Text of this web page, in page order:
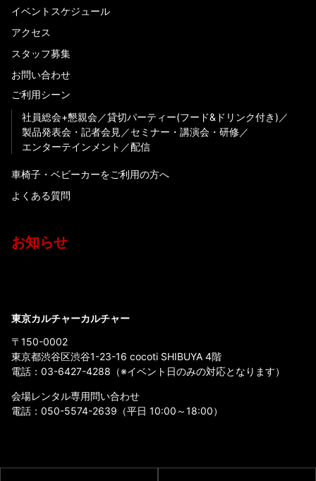
イベントスケジュール
アクセス
スタッフ募集
お問い合わせ
ご利用シーン
社員総会+懇親会
貸切パーティー(フード&ドリンク付き)
製品発表会・記者会見
セミナー・講演会・研修
エンターテインメント
配信
車椅子・ベビーカーをご利用の方へ
よくある質問
お知らせ
東京カルチャーカルチャー
〒150-0002
東京都渋谷区渋谷1-23-16 cocoti SHIBUYA 4階
電話： 03-6427-4288 （※イベント日のみの対応となります）
会場レンタル専用問い合わせ
電話： 050-5574-2639 （平日 10:00～18:00）